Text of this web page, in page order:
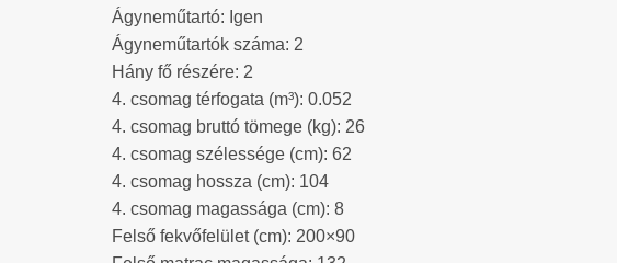
Ágyneműtartó: Igen
Ágyneműtartók száma: 2
Hány fő részére: 2
4. csomag térfogata (m³): 0.052
4. csomag bruttó tömege (kg): 26
4. csomag szélessége (cm): 62
4. csomag hossza (cm): 104
4. csomag magassága (cm): 8
Felső fekvőfelület (cm): 200×90